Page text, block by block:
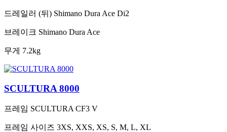
드레일러 (뒤) Shimano Dura Ace Di2
브레이크 Shimano Dura Ace
무게 7.2kg
SCULTURA 8000
프레임 SCULTURA CF3 V
프레임 사이즈 3XS, XXS, XS, S, M, L, XL